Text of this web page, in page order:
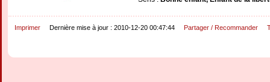
Imprimer Dernière mise à jour : 2010-12-20 00:47:44 Partager / Recommander